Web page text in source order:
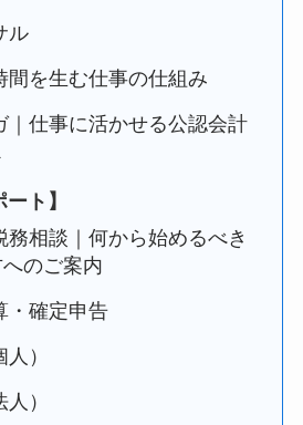
ル
を生む仕事の仕組み
仕事に活かせる公認会計
ト】
相談｜何から始めるべき
のご案内
確定申告
）
）